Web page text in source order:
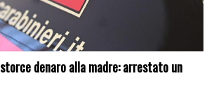
denaro alla madre: arrestato un